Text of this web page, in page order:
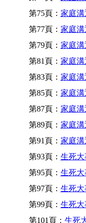
第75頁： 家庭
第77頁： 家庭
第79頁： 家庭溝
第81頁： 家庭
第83頁： 家庭溝
第85頁： 家庭溝
第87頁： 家庭溝
第89頁： 家庭
第91頁： 家庭
第93頁： 生死大
第95頁： 生死大
第97頁： 生死大
第99頁： 生死
第101頁： 生死